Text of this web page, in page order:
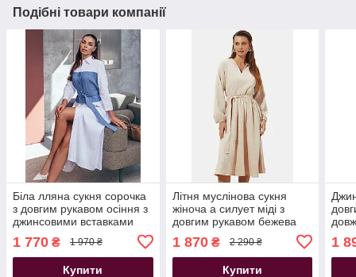
Подібні товари компанії
Біла лляна сукня сорочка
з довгим рукавом осіння з
джинсовими вставками
1 770 ₴ 1 970 ₴
Купити
Літня муслінова сукня
жіноча а силует міді з
довгим рукавом бежева
1 870₴ 2 290 ₴
Купити
1